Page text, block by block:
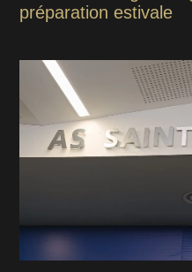
préparation estivale